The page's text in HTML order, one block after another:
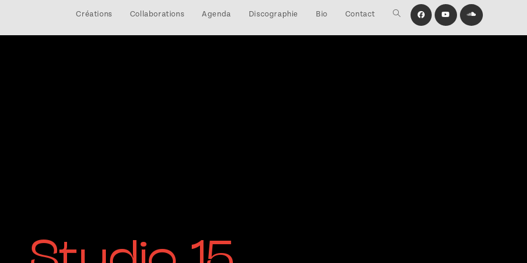
Créations Collaborations Agenda Discographie Bio Contact Toggle